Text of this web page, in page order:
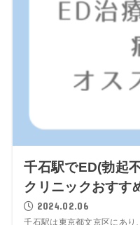
千石駅でED(勃起
クリニックおすす
2024.02.06
千石駅は東京都文京区にあり